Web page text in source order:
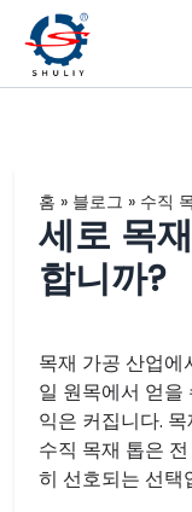
홈 » 블로그 » 수직
세로 목
합니까?
목재 가공 산업에
일 원목에서 얻
익은 커집니다.
수직 목재 톱은
히 선호되는 선택